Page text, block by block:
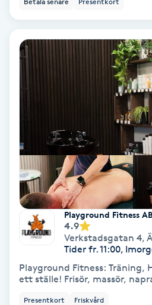
Babylights
Balayage
Barber
Barnklippning
BIAB
Playground Fitness
4.9
Verkstadsgatan 4,
Tider fr. 11:00,
Playground Fitness: Träning,
ett ställe! Frisör, massör,
Presentkort Friskvård